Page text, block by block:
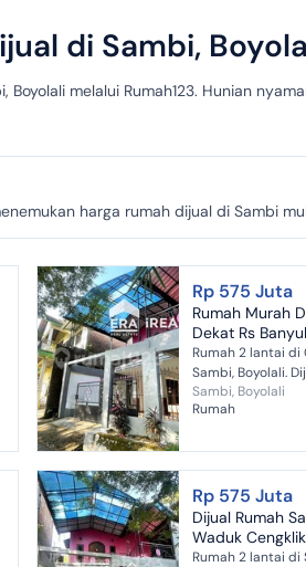
di Sambi,
Boyolali melalui Rumah123. Hunian
harga rumah dijual di Sambi
Rp 575 Juta
Rumah Murah
Dekat Rs
Rumah 2 lantai di
Sambi, Boyolali. Dijual rumah di
wilayah berada di
strategis.
Sambi, Boyolali
Rumah
Rp 575 Juta
Dijual Rumah
Waduk
Rumah 2 lantai di